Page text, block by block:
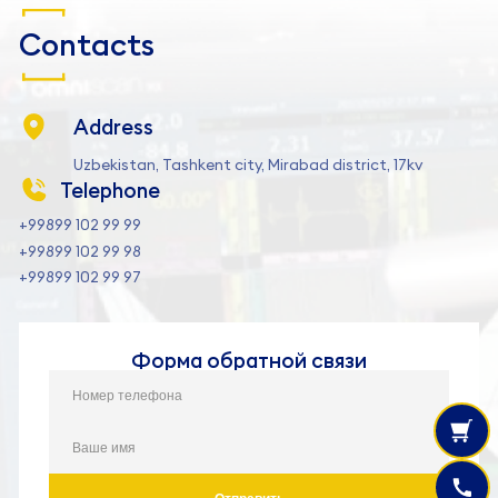
Contacts
Address
Uzbekistan, Tashkent city, Mirabad district, 17kv
Telephone
+99899 102 99 99
+99899 102 99 98
+99899 102 99 97
Форма обратной связи